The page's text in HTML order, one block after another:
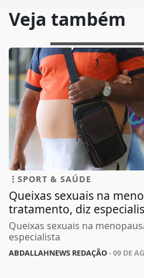
Veja também
SPORT & SAÚDE
Queixas sexuais na
tratamento, diz
Queixas sexuais na
especialista
ABDALLAHNEWS REDAÇÃO- 09 DE